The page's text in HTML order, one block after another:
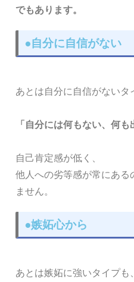
でもあります。
●自分に自信がない
あとは自分に自信がないタ
「自分には何もない、何も
自己肯定感が低く、
他人への劣等感が常にあ
ません。
●嫉妬心から
あとは嫉妬に強いタイプ